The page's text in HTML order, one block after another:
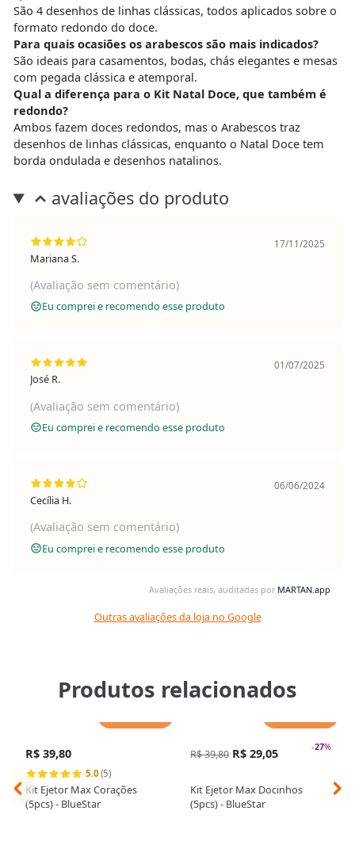
São 4 desenhos de linhas clássicas, todos aplicados sobre o
formato redondo do doce.
Para quais ocasiões os arabescos são mais indicados?
São ideais para casamentos, bodas, chás elegantes e mesas
com pegada clássica e atemporal.
Qual a diferença para o Kit Natal Doce, que também é
redondo?
Ambos fazem doces redondos, mas o Arabescos traz
desenhos de linhas clássicas, enquanto o Natal Doce tem
borda ondulada e desenhos natalinos.
avaliações do produto
Mariana S.
17/11/2025
(Avaliação sem comentário)
Eu comprei e recomendo esse produto
José R.
01/07/2025
(Avaliação sem comentário)
Eu comprei e recomendo esse produto
Cecília H.
06/06/2024
(Avaliação sem comentário)
Eu comprei e recomendo esse produto
Avaliações reais, auditadas por MARTAN.app
Outras avaliações da loja no Google
Produtos relacionados
R$ 39,80
5.0(5)
Kit Ejetor Max Corações
(5pcs) - BlueStar
-27%
R$ 39,80 R$ 29,05
Kit Ejetor Max Docinhos
(5pcs) - BlueStar